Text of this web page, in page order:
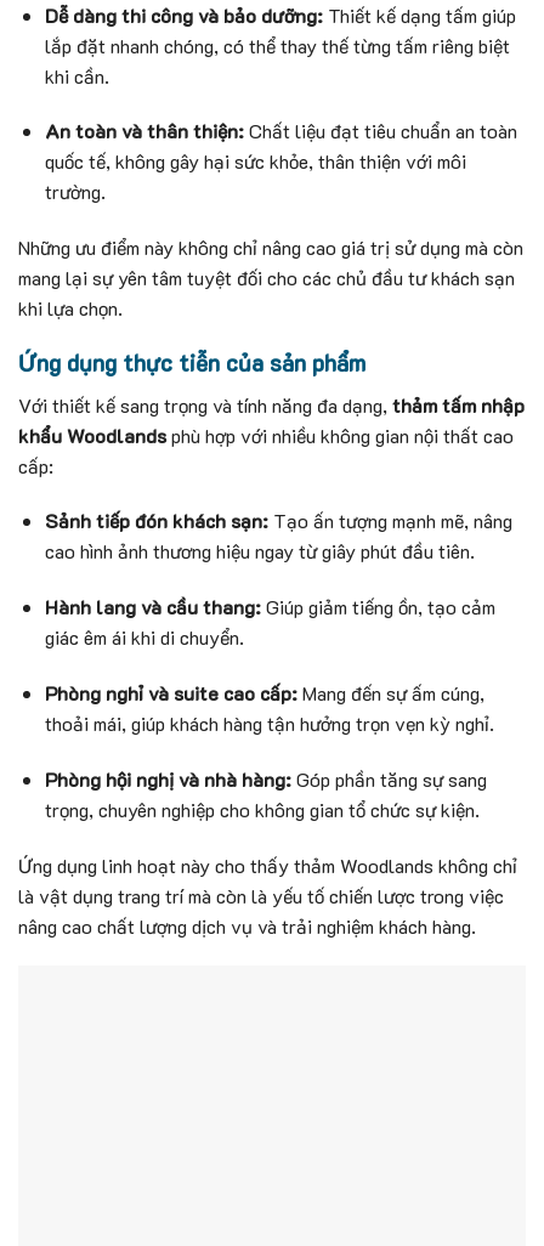
Dễ dàng thi công và bảo dưỡng: Thiết kế dạng tấm giúp
lắp đặt nhanh chóng, có thể thay thế từng tấm riêng biệt
khi cần.
An toàn và thân thiện:Chất liệu đạt tiêu chuẩn an toàn
quốc tế, không gây hại sức khỏe, thân thiện với môi
trường.
Những ưu điểm này không chỉ nâng cao giá trị sử dụng mà còn
mang lại sự yên tâm tuyệt đối cho các chủ đầu tư khách sạn
khi lựa chọn.
Ứng dụng thực tiễn của sản phẩm
Với thiết kế sang trọng và tính năng đa dạng, thảm tấm nhập
khẩu Woodlandsphù hợp với nhiều không gian nội thất cao
cấp:
Sảnh tiếp đón khách sạn: Tạo ấn tượng mạnh mẽ, nâng
cao hình ảnh thương hiệu ngay từ giây phút đầu tiên.
Hành lang và cầu thang:Giúp giảm tiếng ồn, tạo cảm
giác êm ái khi di chuyển.
Phòng nghỉ và suite cao cấp:Mang đến sự ấm cúng,
thoải mái, giúp khách hàng tận hưởng trọn vẹn kỳ nghỉ.
Phòng hội nghị và nhà hàng:Góp phần tăng sự sang
trọng, chuyên nghiệp cho không gian tổ chức sự kiện.
Ứng dụng linh hoạt này cho thấy thảm Woodlands không chỉ
là vật dụng trang trí mà còn là yếu tố chiến lược trong việc
nâng cao chất lượng dịch vụ và trải nghiệm khách hàng.